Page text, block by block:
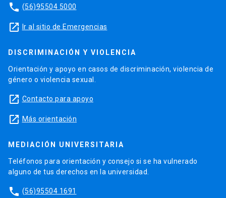
phone (56)95504 5000
launch Ir al sitio de Emergencias
DISCRIMINACIÓN Y VIOLENCIA
Orientación y apoyo en casos de discriminación, violencia de
género o violencia sexual.
launch Contacto para apoyo
launch Más orientación
MEDIACIÓN UNIVERSITARIA
Teléfonos para orientación y consejo si se ha vulnerado
alguno de tus derechos en la universidad.
phone (56)95504 1691